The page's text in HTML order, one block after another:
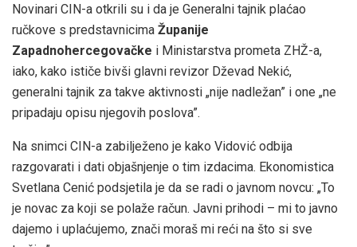
Novinari CIN-a otkrili su i da je Generalni tajnik plaćao
ručkove s predstavnicima Županije
Zapadnohercegovačke i Ministarstva prometa ZHŽ-a,
iako, kako ističe bivši glavni revizor Dževad Nekić,
generalni tajnik za takve aktivnosti „nije nadležan” i one „ne
pripadaju opisu njegovih poslova”.
Na snimci CIN-a zabilježeno je kako Vidović odbija
razgovarati i dati objašnjenje o tim izdacima. Ekonomistica
Svetlana Cenić podsjetila je da se radi o javnom novcu: „To
je novac za koji se polaže račun. Javni prihodi – mi to javno
dajemo i uplaćujemo, znači moraš mi reći na što si sve